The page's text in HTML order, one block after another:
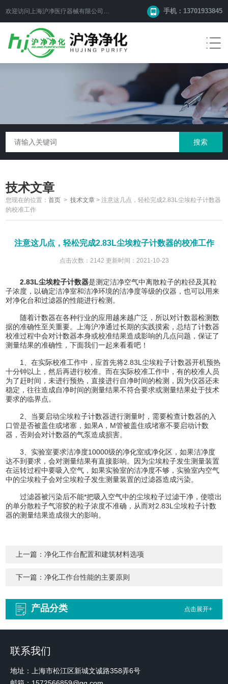
欢迎访问上海沪净医疗器械有限公司网站！ 手机：13701933845
技术文章
您现在的位置：首页 >技术文章 >注意这几点，轻松完成2.83L尘埃粒子计数器
的校准工作
注意这几点，轻松完成2.83L尘埃粒子计数器的校准工作
点击次数：2142 更新时间：2021-10-23
2.83L尘埃粒子计数器是测定洁净空气中离散粒子的粒径及其粒
子浓度，以确定洁净室和洁净环境的洁净度等级的仪器，也可以用来
对净化台和过滤器的性能进行检测。
随着计数器在各种行业的应用越来越广泛，所以对计数嚣检测数
据的准确性至关重要。上海沪净通过长期的实践摸索，总结了计数器
校准过程中会对计数器本身或校准结果造成影响的几点问题，保证了
测量结果的准确性，下面我们一起来看看吧！
1、在实际校准工作中，应首先将2.83L尘埃粒子计数器开机预热
十分钟以上，然后再进行校准。而在实际校准工作中，有的校准人员
为了赶时间，未进行预热，直接进行自净时间的检测，因为仪器还未
稳定，往往造成自净时间的测量结果不符合要求或测量结果处于技术
要求的临界点。
2、当要启动尘埃粒子计数器进行测量时，需要检查计数器的入
口管是否被盖住或堵塞，如果A，M管被盖住或堵塞不要启动计数
器，否则会对计数器的气泵造成损害。
3、实验室要求洁净度10000级的净化室或净化区，如果洁净度
达不到要求，会对测量结果有直接影响。因为尘埃粒子发生测量装置
在运转过程中要吸入空气，如果实验室的洁净度不够，实验室内空气
中的尘埃粒子会对尘埃粒子发生测量装置的过滤器造成污染。
过滤器被污染后不能*把吸入空气中的尘埃粒子过滤干净，使喷出
的单分散粒子气溶胶的粒子浓度不准确，从而对2.83L尘埃粒子计数
器的测量结果造成很大的影响。
上一篇：净化工作台配置和建筑材料选项
下一篇：净化工作台性能的主要原则
产品分类 点击展开+
联系我们
地址：上海市松江区新城文诚路358弄6号